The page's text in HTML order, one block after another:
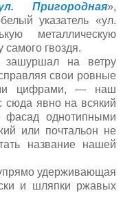
Пригородная»,
указатель «ул.
металлическую
самого гвоздя.
на ветру
свои ровные
цифрами, — наш
сюда явно на всякий
фасад однотипными
или почтальон не
название нашей
удерживающая
и шляпки ржавых